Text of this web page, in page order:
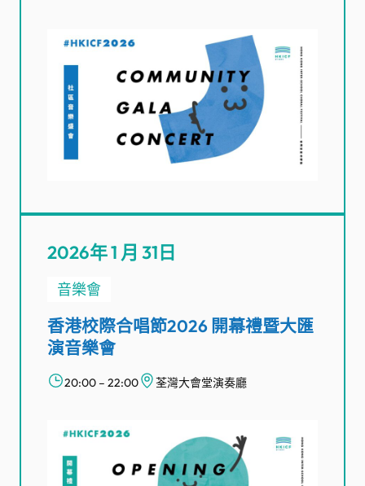
2026年 1 月 31日
音樂會
香港校際合唱節2026 開幕禮暨大匯
演音樂會
20:00 – 22:00 荃灣大會堂演奏廳